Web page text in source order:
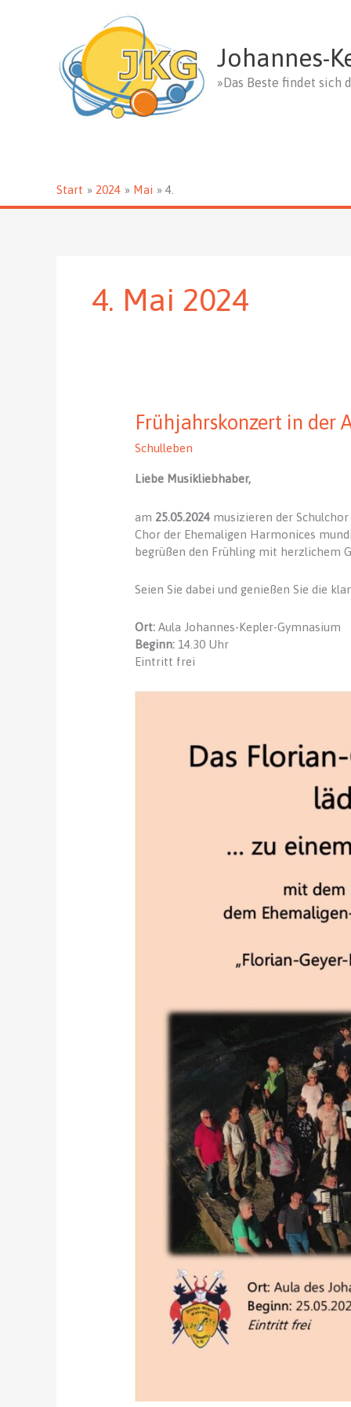
Johannes-
»Das Beste findet sich
Start 2024 Mai 4.
4. Mai 2024
Frühjahrskonzert in der
Schulleben
Liebe Musikliebhaber,
am 25.05.2024 musizieren der Schulchor
Chor der Ehemaligen Harmonices
begrüßen den Frühling mit herzlichem
Seien Sie dabei und genießen Sie die
Ort:Aula Johannes-Kepler-Gymnasium
Beginn: 14.30 Uhr
Eintritt frei